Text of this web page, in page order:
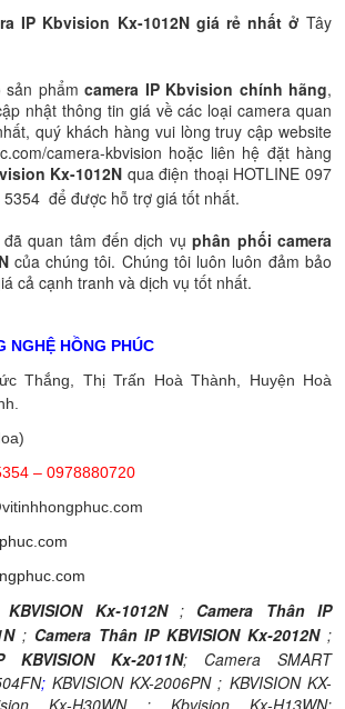
IP Kbvision Kx-1012Ngiá rẻ nhất ở Tây
sản phẩm camera IP Kbvision chính hãng,
nhật thông tin giá về các loại camera quan
quý khách hàng vui lòng truy cập website
camera-kbvision hoặc liên hệ đặt hàng
Kx-1012N qua điện thoại HOTLINE 097
để được hỗ trợ giá tốt nhất.
đã quan tâm đến dịch vụphân phối camera
của chúng tôi. Chúng tôi luôn luôn đảm bảo
cả cạnh tranh và dịch vụ tốt nhất.
NGHỆ HỒNG PHÚC
Thắng, Thị Trấn Hoà Thành, Huyện Hoà
– 0978880720
Kx-1012N; Camera Thân IP
; Camera Thân IP KBVISION Kx-2012N;
Kx-2011N; Camera SMART
; KBVISION KX-2006PN; KBVISION KX-
Kx-H30WN; Kbvision Kx-H13WN;